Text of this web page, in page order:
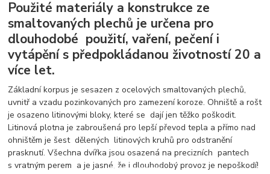
Použité materiály a konstrukce ze
smaltovaných plechů je určena pro
dlouhodobé použití, vaření, pečení i
vytápění s předpokládanou životností 20 a
více let.
Základní korpus je sesazen z ocelových smaltovaných plechů,
uvnitř a vzadu pozinkovaných pro zamezení koroze. Ohniště a rošt
je osazeno litinovými bloky, které se dají jen těžko poškodit.
Litinová plotna je zabroušená pro lepší převod tepla a přímo nad
ohništěm je šest dělených litinových kruhů pro odstranění
prasknutí. Všechna dvířka jsou osazená na precizních pantech
s vratným perem a je jasné, že i dlouhodobý provoz je nepoškodí!